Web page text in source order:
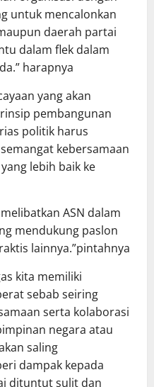
untuk mencalonkan
daerah partai
dalam flek dalam
harapnya
yang akan
pembangunan
politik harus
kebersamaan
lebih baik ke
ASN dalam
mendukung paslon
lainnya.”pintahnya
kita memiliki
sebab seiring
serta kolaborasi
negara atau
saling
dampak kepada
dituntut sulit dan